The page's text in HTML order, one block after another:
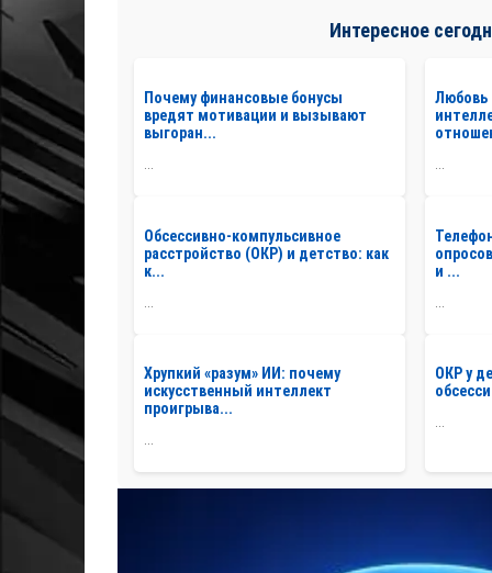
Интересное
Почему финансовые бонусы
вредят мотивации и вызывают
выгоран...
...
Любовь
...
Обсессивно-компульсивное
расстройство (ОКР) и детство: как
к...
и ...
Хрупкий «разум» ИИ: почему
искусственный интеллект
проигрыва...
...
ОКР у
...